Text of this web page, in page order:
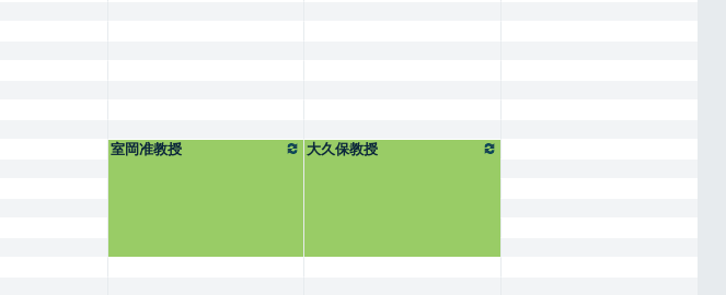
室岡准教授
大久保教授